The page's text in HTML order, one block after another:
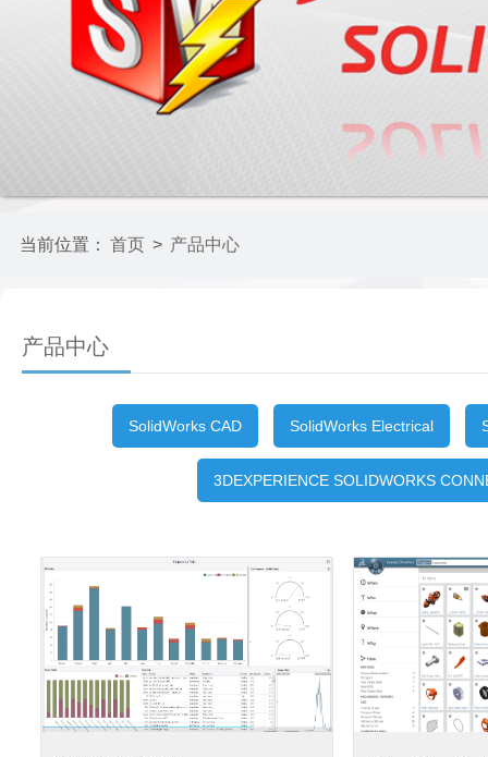
当前位置： 首页 > 产品中心
产品中心
SolidWorks CAD SolidWorks Electrical
3DEXPERIENCE SOLIDWORKS